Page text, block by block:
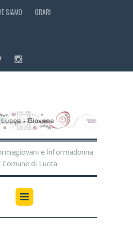
SIAMO ORARI
e Informadonna
Comune di Lucca